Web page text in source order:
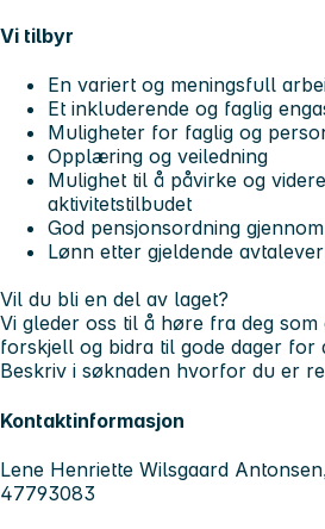
Vi tilbyr
En variert og meningsfull
Et inkluderende og faglig
Muligheter for faglig og
Opplæring og veiledning
Mulighet til å påvirke og
aktivitetstilbudet
God pensjonsordning
Lønn etter gjeldende
Vil du bli en del av laget?
Vi gleder oss til å høre fra deg
forskjell og bidra til gode dager for
Beskriv i søknaden hvorfor du er
Kontaktinformasjon
Lene Henriette Wilsgaard
47793083